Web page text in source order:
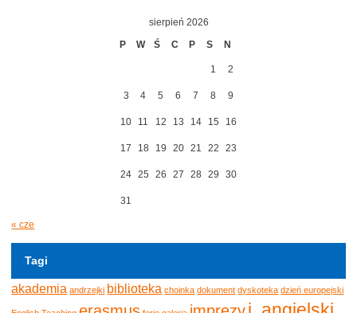
sierpień 2026
P
W Ś C P S N
1 2
3 4 5 6 7 8 9
10 11 12 13 14 15 16
17 18 19 20 21 22 23
24 25 26 27 28 29 30
31
« cze
Tagi
akademia andrzejki biblioteka choinka dokument dyskoteka dzień europejski